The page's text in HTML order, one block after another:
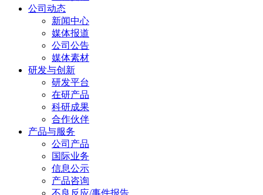
公司动态
新闻中心
媒体报道
公司公告
媒体素材
研发与创新
研发平台
在研产品
科研成果
合作伙伴
产品与服务
公司产品
国际业务
信息公示
产品咨询
不良反应/事件报告